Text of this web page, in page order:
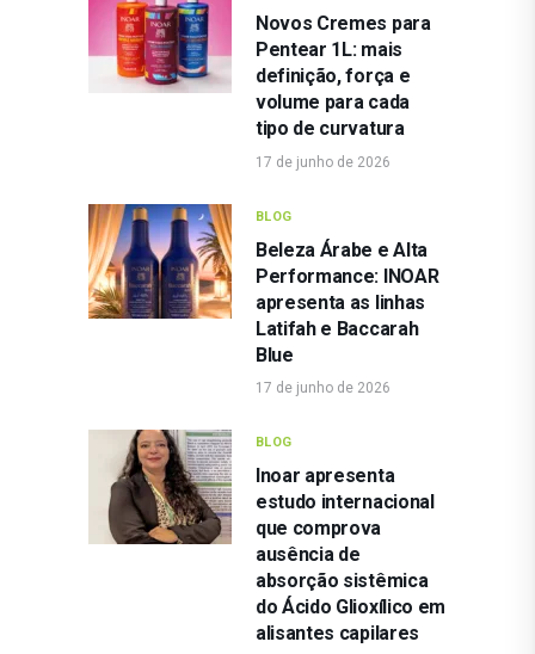
Novos Cremes para
Pentear 1L: mais
definição, força e
volume para cada
tipo de curvatura
17 de junho de 2026
BLOG
Beleza Árabe e Alta
Performance: INOAR
apresenta as linhas
Latifah e Baccarah
Blue
17 de junho de 2026
BLOG
Inoar apresenta
estudo internacional
que comprova
ausência de
absorção sistêmica
do Ácido Glioxílico em
alisantes capilares